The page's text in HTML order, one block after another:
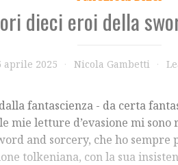
dieci eroi della
aprile 2025 Nicola Gambetti
fantascienza - da certa
mie letture d’evasione mi
and sorcery, che ho
tolkeniana, con la sua